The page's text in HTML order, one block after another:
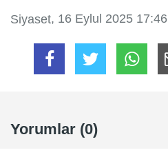
Siyaset, 16 Eylul 2025 17:46
Yorumlar (0)